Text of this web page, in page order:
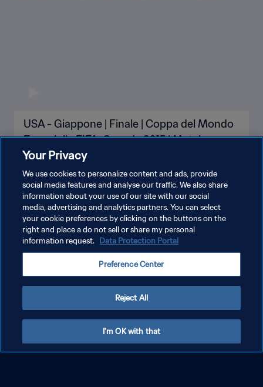
USA - Giappone | Finale | Coppa del Mondo
Femminile FIFA, Canada 2015 | Match
completo
Germania - Inghilterra | Finale per il terzo
Your Privacy
We use cookies to personalize content and ads, provide
social media features and analyse our traffic. We also share
information about your use of our site with our social
media, advertising and analytics partners. You can select
your cookie preferences by clicking on the buttons on the
right and place a do not sell or share my personal
information request. Data Protection Portal
Preference Center
Reject All
I'm OK with that